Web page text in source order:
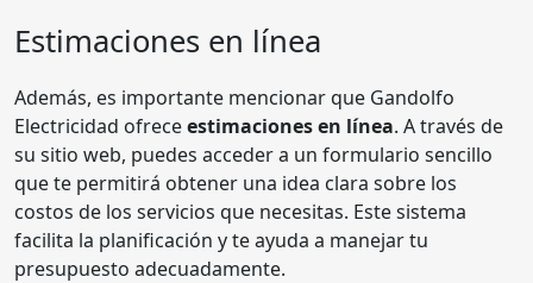
Estimaciones en línea
Además, es importante mencionar que Gandolfo
Electricidad ofreceestimaciones en línea. A través de
su sitio web, puedes acceder a un formulario sencillo
que te permitirá obtener una idea clara sobre los
costos de los servicios que necesitas. Este sistema
facilita la planificación y te ayuda a manejar tu
presupuesto adecuadamente.